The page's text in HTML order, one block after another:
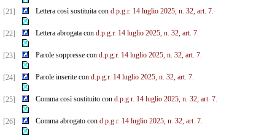
[21] Lettera così sostituita con d.p.g.r. 14 luglio 2025, n. 32, art. 7.
[22] Lettera abrogata con d.p.g.r. 14 luglio 2025, n. 32, art. 7.
[23] Parole soppresse con d.p.g.r. 14 luglio 2025, n. 32, art. 7.
[24] Parole inserite con d.p.g.r. 14 luglio 2025, n. 32, art. 7.
[25] Comma così sostituito con d.p.g.r. 14 luglio 2025, n. 32, art. 7.
[26] Comma abrogato con d.p.g.r. 14 luglio 2025, n. 32, art. 7.